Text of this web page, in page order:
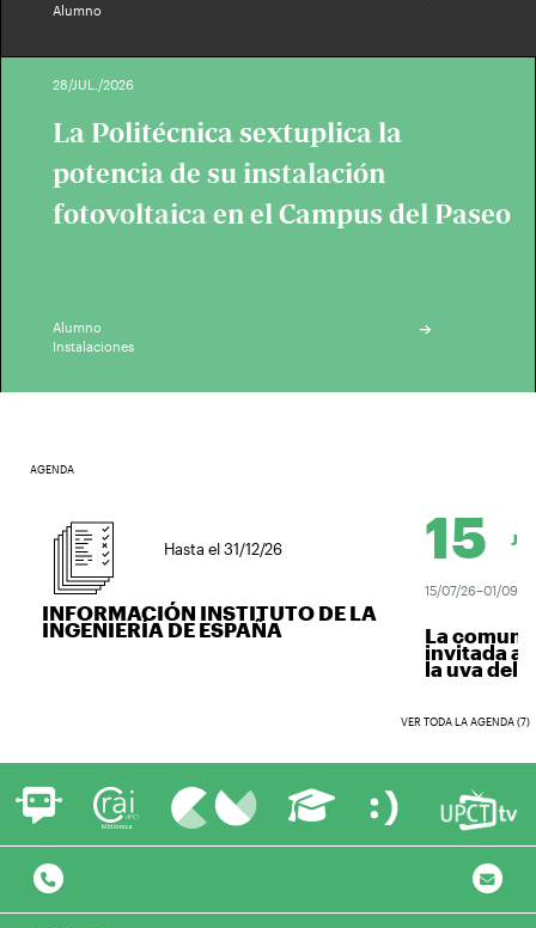
Alumno
28/JUL./2026
La Politécnica sextuplica la
potencia de su instalación
fotovoltaica en el Campus del Paseo
Alumno
Instalaciones
AGENDA
Hasta el 31/12/26
INFORMACIÓN INSTITUTO DE LA
INGENIERÍA DE ESPAÑA
15 JUL.
15/07/26–01/09/26
La
invitada a
la uva del
VER TODA LA AGENDA (7)